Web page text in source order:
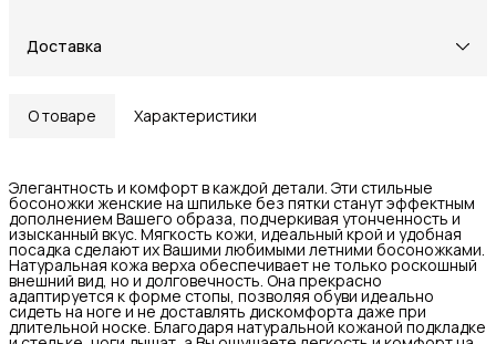
Доставка
О товаре Характеристики
Элегантность и комфорт в каждой детали. Эти стильные
босоножки женские на шпильке без пятки станут эффектным
дополнением Вашего образа, подчеркивая утонченность и
изысканный вкус. Мягкость кожи, идеальный крой и удобная
посадка сделают их Вашими любимыми летними босоножками.
Натуральная кожа верха обеспечивает не только роскошный
внешний вид, но и долговечность. Она прекрасно
адаптируется к форме стопы, позволяя обуви идеально
сидеть на ноге и не доставлять дискомфорта даже при
длительной носке. Благодаря натуральной кожаной подкладке